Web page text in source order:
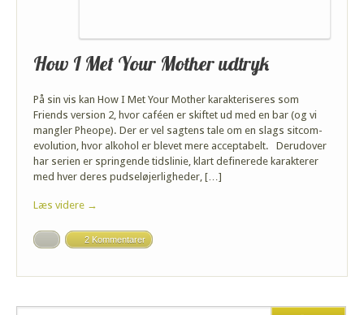
How I Met Your Mother udtryk
På sin vis kan How I Met Your Mother karakteriseres som
Friends version 2, hvor caféen er skiftet ud med en bar (og vi
mangler Pheope). Der er vel sagtens tale om en slags sitcom-
evolution, hvor alkohol er blevet mere acceptabelt. Derudover
har serien er springende tidslinie, klart definerede karakterer
med hver deres pudseløjerligheder, […]
Læs videre →
2 Kommentarer